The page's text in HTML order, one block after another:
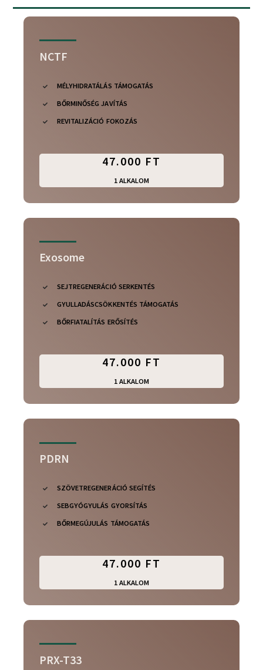
NCTF
MÉLYHIDRATÁLÁS TÁMOGATÁS
BŐRMINŐSÉG JAVÍTÁS
REVITALIZÁCIÓ FOKOZÁS
47.000 FT
1 ALKALOM
Exosome
SEJTREGENERÁCIÓ SERKENTÉS
GYULLADÁSCSÖKKENTÉS TÁMOGATÁS
BŐRFIATALÍTÁS ERŐSÍTÉS
47.000 FT
1 ALKALOM
PDRN
SZÖVETREGENERÁCIÓ SEGÍTÉS
SEBGYÓGYULÁS GYORSÍTÁS
BŐRMEGÚJULÁS TÁMOGATÁS
47.000 FT
1 ALKALOM
PRX-T33